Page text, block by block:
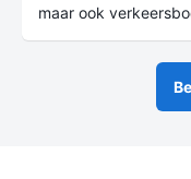
maar ook